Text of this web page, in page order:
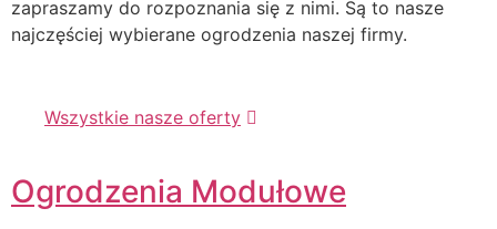
zapraszamy do rozpoznania się z nimi. Są to nasze
najczęściej wybierane ogrodzenia naszej firmy.
Wszystkie nasze oferty
Ogrodzenia Modułowe